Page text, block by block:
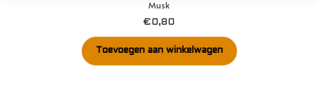
Musk
€0,80
Toevoegen aan winkelwagen